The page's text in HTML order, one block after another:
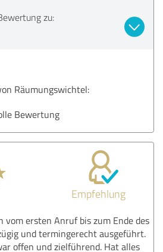
zu:
Räumungswichtel:
Bewertung
Empfehlung
vom ersten Anruf bis zum Ende des
und termingerecht ausgeführt.
offen und zielführend. Hat alles